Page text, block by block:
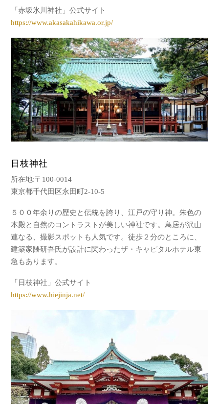
「赤坂氷川神社」公式サイト
https://www.akasakahikawa.or.jp/
日枝神社
所在地:〒100-0014
東京都千代田区永田町2-10-5
５００年余りの歴史と伝統を誇り、江戸の守り神。朱色の
本殿と自然のコントラストが美しい神社です。鳥居が沢山
連なる、撮影スポットも人気です。徒歩２分のところに、
建築家隈研吾氏が設計に関わったザ・キャピタルホテル東
急もあります。
「日枝神社」公式サイト
https://www.hiejinja.net/